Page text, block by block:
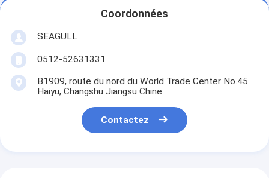
Coordonnées
SEAGULL
0512-52631331
B1909, route du nord du World Trade Center No.45
Haiyu, Changshu Jiangsu Chine
Contactez